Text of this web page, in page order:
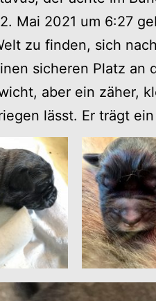
Mai 2021 um 6:27
zu finden, sich
sicheren Platz an
aber ein zäher,
lässt. Er trägt